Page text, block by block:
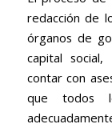
redacción de
órganos de
capital
contar con
que todos